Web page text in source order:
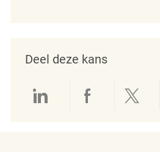
Deel deze kans
Delen via LinkedIn
Delen via